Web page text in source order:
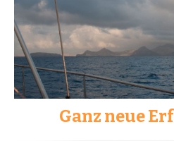
Ganz neue